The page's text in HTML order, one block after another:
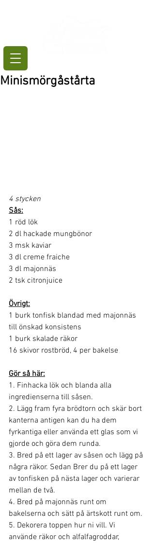
Minismörgåstårta
4 stycken
Sås:
1 röd lök
2 dl hackade mungbönor
3 msk kaviar
3 dl creme fraiche
3 dl majonnäs
2 tsk citronjuice
Övrigt:
1 burk tonfisk blandad med majonnäs
till önskad konsistens
1 burk skalade räkor
16 skivor rostbröd, 4 per bakelse
Gör så här:
1. Finhacka lök och blanda alla
ingredienserna till såsen.
2. Lägg fram fyra brödtorn och skär bort
kanterna antigen kan du ha dem
fyrkantiga eller använda ett glas som vi
gjorde och göra dem runda.
3. Bred på ett lager av såsen och lägg på
några räkor. Sedan Brer du på ett lager
av tonfisken på nästa lager och varierar
mellan de två.
4. Bred på majonnäs runt om
bakelserna och sätt på ärtskott runt om.
5. Dekorera toppen hur ni vill. Vi
använde räkor och alfalfagroddar,